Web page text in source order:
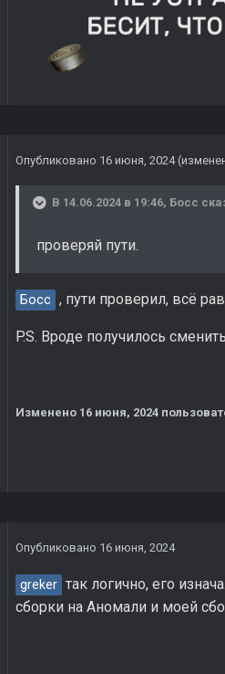
Опубликовано 16 июня, 2024
В 14.06.2024 в 19:46, Босс
проверяй пути.
Босс , пути проверил, всё
P.S. Вроде получилось
Изменено 16 июня, 2024
Опубликовано 16 июня, 2024
greker так логично, его
сборки на Аномали и моей